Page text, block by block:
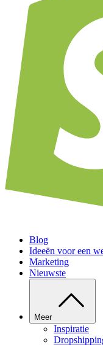
Blog
Ideeën voor een
Marketing
Nieuwste
Meer
Inspiratie